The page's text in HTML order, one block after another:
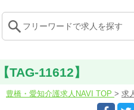
11612】
豊橋・愛知介護求人NAVI TOP 求